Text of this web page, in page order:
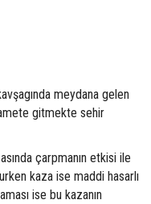
meydana gelen
gitmekte sehir
çarpmanın etkisi ile
kaza ise maddi hasarlı
ise bu kazanın